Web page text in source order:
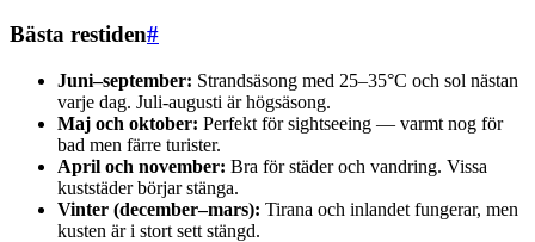
Bästa restiden#
Juni–september: Strandsäsong med 25–35°C och sol nästan
varje dag. Juli-augusti är högsäsong.
Maj och oktober: Perfekt för sightseeing — varmt nog för
bad men färre turister.
April och november: Bra för städer och vandring. Vissa
kuststäder börjar stänga.
Vinter (december–mars): Tirana och inlandet fungerar, men
kusten är i stort sett stängd.